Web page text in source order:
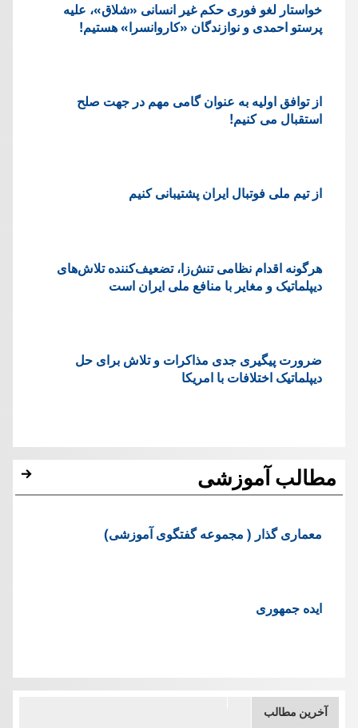
خواستار لغو فوری حکم غیر انسانی «شلاق»، علیه
پرستو احمدی و نوازندگان «کاروانسرا» هستیم!
از توافق اولیه به عنوان گامی مهم در جهت صلح
استقبال می کنیم!
از تیم ملی فوتبال ایران پشتیبانی کنیم
هرگونه اقدام نظامی تنش‌زا، تضعیف‌کننده تلاش‌های
دیپلماتیک و مغایر با منافع ملی ایران است
ضرورت پیگیری جدی مذاکرات و تلاش برای حل
دیپلماتیک اختلافات با امریکا
مطالب آموزشی
معماری گذار ( مجموعه گفتگوی آموزشی)
ایده جمهوری
آخرین مطالب